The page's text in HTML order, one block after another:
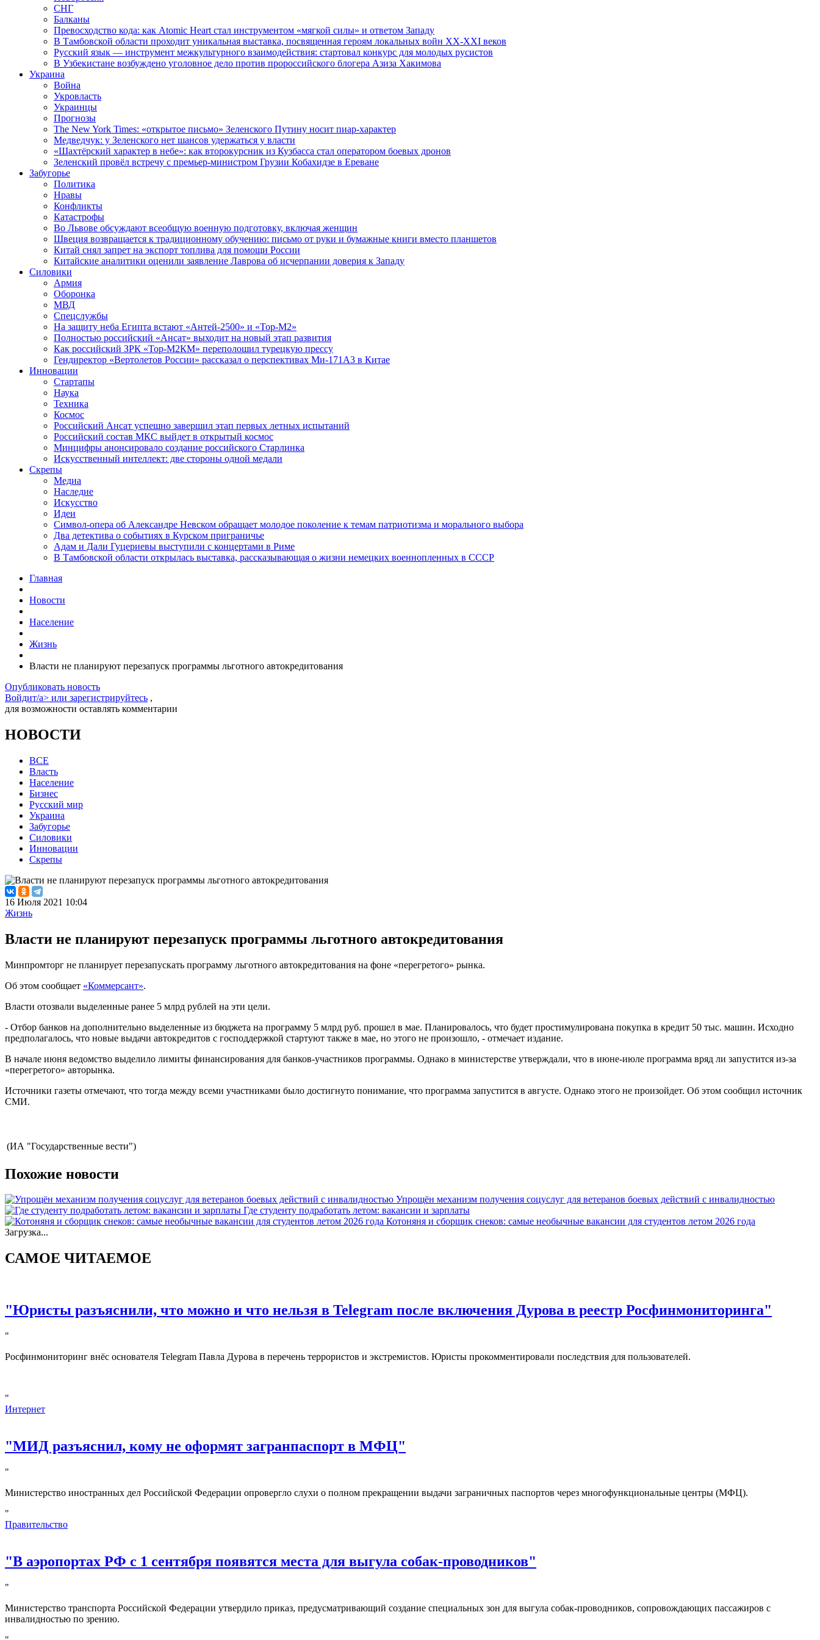
СНГ
Балканы
Превосходство кода: как Atomic Heart стал инструментом «мягкой силы» и ответом Западу
В Тамбовской области проходит уникальная выставка, посвященная героям локальных войн XX-XXI веков
Русский язык — инструмент межкультурного взаимодействия: стартовал конкурс для молодых русистов
В Узбекистане возбуждено уголовное дело против пророссийского блогера Азиза Хакимова
Украина
Война
Укровласть
Украинцы
Прогнозы
The New York Times: «открытое письмо» Зеленского Путину носит пиар-характер
Медведчук: у Зеленского нет шансов удержаться у власти
«Шахтёрский характер в небе»: как второкурсник из Кузбасса стал оператором боевых дронов
Зеленский провёл встречу с премьер-министром Грузии Кобахидзе в Ереване
Забугорье
Политика
Нравы
Конфликты
Катастрофы
Во Львове обсуждают всеобщую военную подготовку, включая женщин
Швеция возвращается к традиционному обучению: письмо от руки и бумажные книги вместо планшетов
Китай снял запрет на экспорт топлива для помощи России
Китайские аналитики оценили заявление Лаврова об исчерпании доверия к Западу
Силовики
Армия
Оборонка
МВД
Спецслужбы
На защиту неба Египта встают «Антей-2500» и «Тор-М2»
Полностью российский «Ансат» выходит на новый этап развития
Как российский ЗРК «Тор-М2КМ» переполошил турецкую прессу
Гендиректор «Вертолетов России» рассказал о перспективах Ми-171А3 в Китае
Инновации
Стартапы
Наука
Техника
Космос
Российский Ансат успешно завершил этап первых летных испытаний
Российский состав МКС выйдет в открытый космос
Минцифры анонсировало создание российского Старлинка
Искусственный интеллект: две стороны одной медали
Скрепы
Медиа
Наследие
Искусство
Идеи
Символ-опера об Александре Невском обращает молодое поколение к темам патриотизма и морального выбора
Два детектива о событиях в Курском приграничье
Адам и Дали Гуцериевы выступили с концертами в Риме
В Тамбовской области открылась выставка, рассказывающая о жизни немецких военнопленных в СССР
Главная
Новости
Население
Жизнь
Власти не планируют перезапуск программы льготного автокредитования
Опубликовать новость
Войдит/a> или зарегистрируйтесь ,
для возможности оставлять комментарии
НОВОСТИ
ВСЕ
Власть
Население
Бизнес
Русский мир
Украина
Забугорье
Силовики
Инновации
Скрепы
16 Июля 2021 10:04
Жизнь
Власти не планируют перезапуск программы льготного автокредитования
Минпромторг не планирует перезапускать программу льготного автокредитования на фоне «перегретого» рынка.
Об этом сообщает «Коммерсант».
Власти отозвали выделенные ранее 5 млрд рублей на эти цели.
- Отбор банков на дополнительно выделенные из бюджета на программу 5 млрд руб. прошел в мае. Планировалось, что будет простимулирована покупка в кредит 50 тыс. машин. Исходно
предполагалось, что новые выдачи автокредитов с господдержкой стартуют также в мае, но этого не произошло, - отмечает издание.
В начале июня ведомство выделило лимиты финансирования для банков-участников программы. Однако в министерстве утверждали, что в июне-июле программа вряд ли запустится из-за
«перегретого» авторынка.
Источники газеты отмечают, что тогда между всеми участниками было достигнуто понимание, что программа запустится в августе. Однако этого не произойдет. Об этом сообщил источник
СМИ.
(ИА "Государственные вести")
Похожие новости
Упрощён механизм получения соцуслуг для ветеранов боевых действий с инвалидностью
Где студенту подработать летом: вакансии и зарплаты
Котоняня и сборщик снеков: самые необычные вакансии для студентов летом 2026 года
Загрузка...
САМОЕ ЧИТАЕМОЕ
"Юристы разъяснили, что можно и что нельзя в Telegram после включения Дурова в реестр Росфинмониторинга"
"
Росфинмониторинг внёс основателя Telegram Павла Дурова в перечень террористов и экстремистов. Юристы прокомментировали последствия для пользователей.
"
Интернет
"МИД разъяснил, кому не оформят загранпаспорт в МФЦ"
"
Министерство иностранных дел Российской Федерации опровергло слухи о полном прекращении выдачи заграничных паспортов через многофункциональные центры (МФЦ).
"
Правительство
"В аэропортах РФ с 1 сентября появятся места для выгула собак-проводников"
"
Министерство транспорта Российской Федерации утвердило приказ, предусматривающий создание специальных зон для выгула собак-проводников, сопровождающих пассажиров с
инвалидностью по зрению.